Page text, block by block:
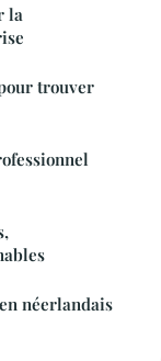
la
trouver
néerlandais